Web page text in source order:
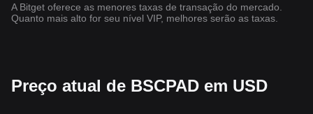
A Bitget oferece as menores taxas de transação do mercado.
Quanto mais alto for seu nível VIP, melhores serão as taxas.
Preço atual de BSCPAD em USD